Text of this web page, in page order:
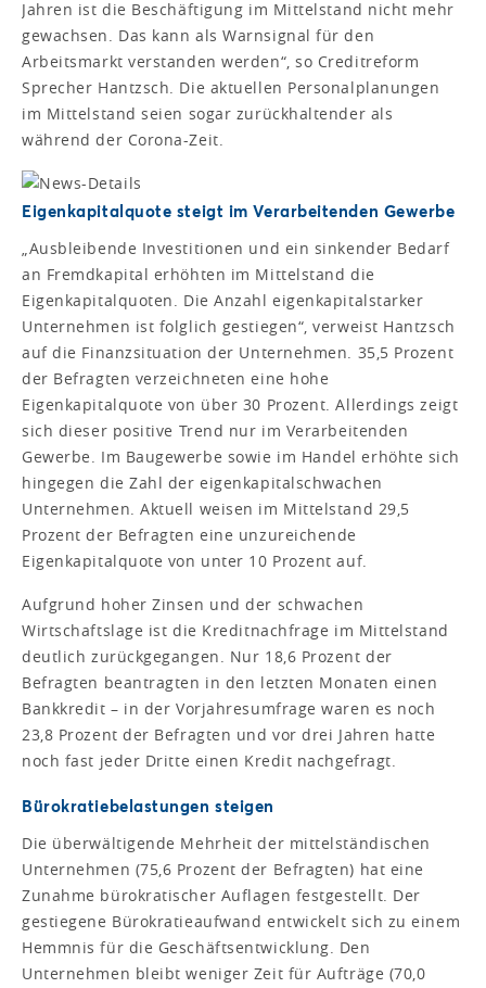
Jahren ist die Beschäftigung im Mittelstand nicht mehr
gewachsen. Das kann als Warnsignal für den
Arbeitsmarkt verstanden werden“, so Creditreform
Sprecher Hantzsch. Die aktuellen Personalplanungen
im Mittelstand seien sogar zurückhaltender als
während der Corona-Zeit.
Eigenkapitalquote steigt im Verarbeitenden Gewerbe
„Ausbleibende Investitionen und ein sinkender Bedarf
an Fremdkapital erhöhten im Mittelstand die
Eigenkapitalquoten. Die Anzahl eigenkapitalstarker
Unternehmen ist folglich gestiegen“, verweist Hantzsch
auf die Finanzsituation der Unternehmen. 35,5 Prozent
der Befragten verzeichneten eine hohe
Eigenkapitalquote von über 30 Prozent. Allerdings zeigt
sich dieser positive Trend nur im Verarbeitenden
Gewerbe. Im Baugewerbe sowie im Handel erhöhte sich
hingegen die Zahl der eigenkapitalschwachen
Unternehmen. Aktuell weisen im Mittelstand 29,5
Prozent der Befragten eine unzureichende
Eigenkapitalquote von unter 10 Prozent auf.
Aufgrund hoher Zinsen und der schwachen
Wirtschaftslage ist die Kreditnachfrage im Mittelstand
deutlich zurückgegangen. Nur 18,6 Prozent der
Befragten beantragten in den letzten Monaten einen
Bankkredit – in der Vorjahresumfrage waren es noch
23,8 Prozent der Befragten und vor drei Jahren hatte
noch fast jeder Dritte einen Kredit nachgefragt.
Bürokratiebelastungen steigen
Die überwältigende Mehrheit der mittelständischen
Unternehmen (75,6 Prozent der Befragten) hat eine
Zunahme bürokratischer Auflagen festgestellt. Der
gestiegene Bürokratieaufwand entwickelt sich zu einem
Hemmnis für die Geschäftsentwicklung. Den
Unternehmen bleibt weniger Zeit für Aufträge (70,0